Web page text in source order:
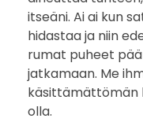
itseäni. Ai ai kun
hidastaa ja niin
rumat puheet
jatkamaan. Me
käsittämättömän
olla.